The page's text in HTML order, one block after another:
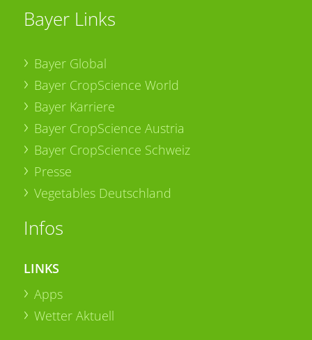
Bayer Links
Bayer Global
Bayer CropScience World
Bayer Karriere
Bayer CropScience Austria
Bayer CropScience Schweiz
Presse
Vegetables Deutschland
Infos
LINKS
Apps
Wetter Aktuell